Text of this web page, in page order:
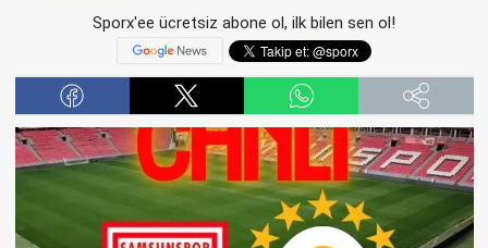
Sporx'ee ücretsiz abone ol, ilk bilen sen ol!